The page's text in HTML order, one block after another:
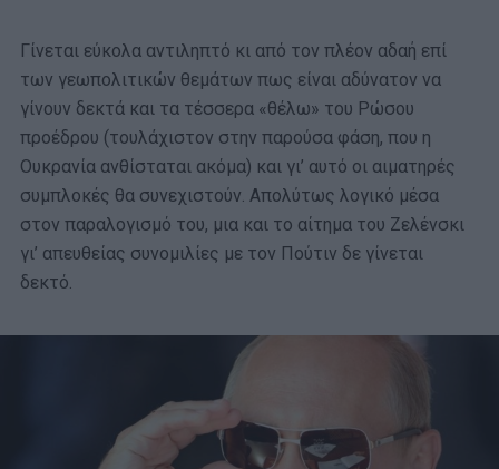
Γίνεται εύκολα αντιληπτό κι από τον πλέον αδαή επί
των γεωπολιτικών θεμάτων πως είναι αδύνατον να
γίνουν δεκτά και τα τέσσερα «θέλω» του Ρώσου
προέδρου (τουλάχιστον στην παρούσα φάση, που η
Ουκρανία ανθίσταται ακόμα) και γι’ αυτό οι αιματηρές
συμπλοκές θα συνεχιστούν. Απολύτως λογικό μέσα
στον παραλογισμό του, μια και το αίτημα του Ζελένσκι
γι’ απευθείας συνομιλίες με τον Πούτιν δε γίνεται
δεκτό.